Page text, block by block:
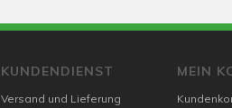
KUNDENDIENST
Versand und Lieferung
MEIN